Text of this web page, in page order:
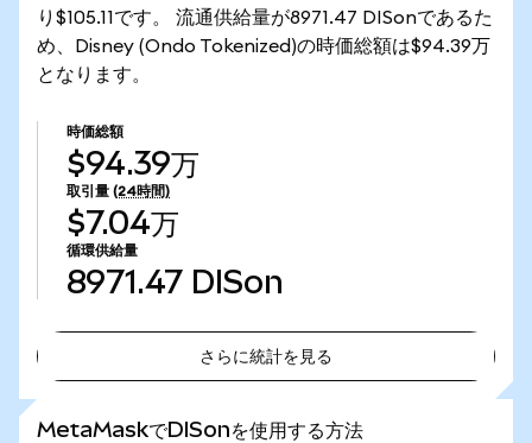
り$105.11です。 流通供給量が8971.47 DISonであるた
め、Disney (Ondo Tokenized)の時価総額は$94.39万
となります。
時価総額
$94.39万
取引量 (24時間)
$7.04万
循環供給量
8971.47 DISon
さらに統計を見る
MetaMaskでDISonを使用する方法